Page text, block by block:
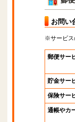
お問い
※サービス
郵便サー
貯金サー
保険サー
通帳やカ